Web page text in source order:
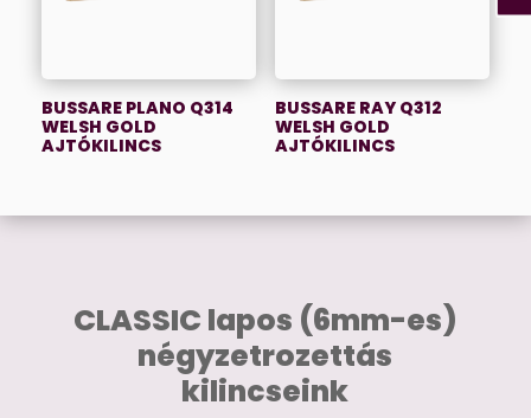
BUSSARE PLANO Q314
WELSH GOLD
AJTÓKILINCS
BUSSARE RAY Q312
WELSH GOLD
AJTÓKILINCS
CLASSIC lapos (6mm-es)
négyzetrozettás
kilincseink